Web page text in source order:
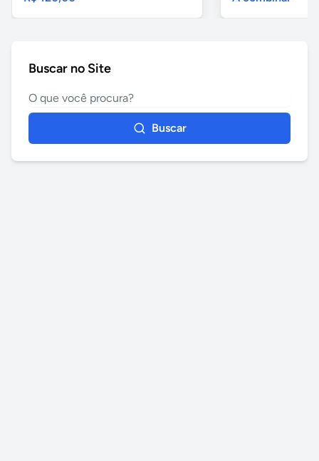
Buscar no Site
Buscar